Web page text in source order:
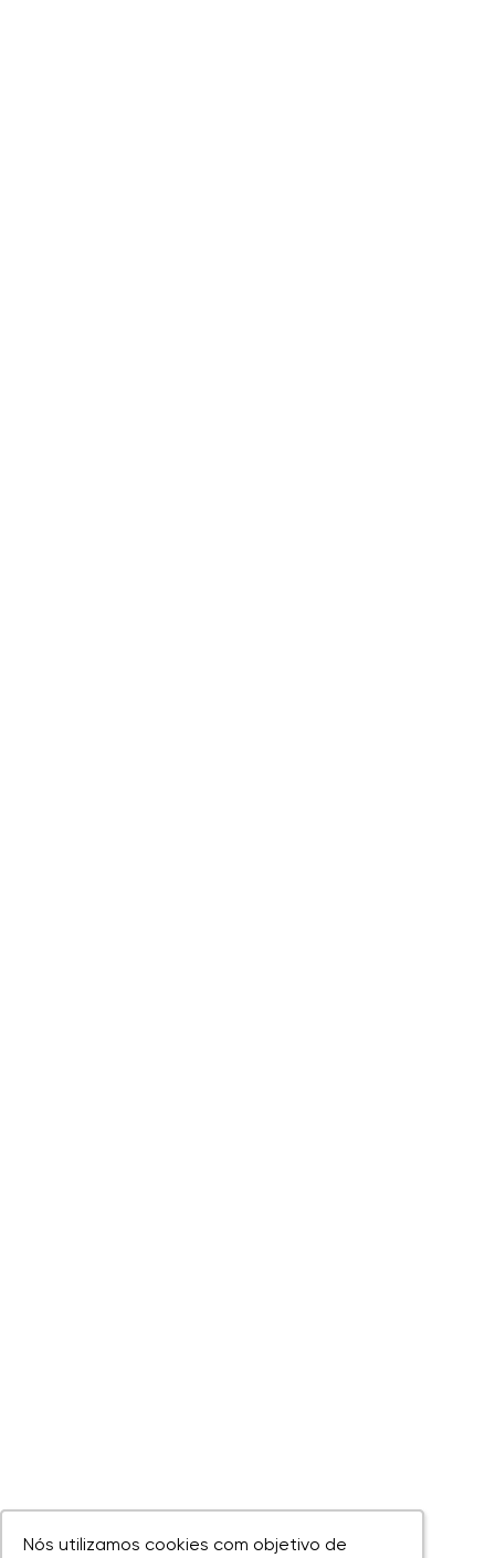
Nós utilizamos cookies com objetivo de
Nós utilizamos cookies com objetivo de